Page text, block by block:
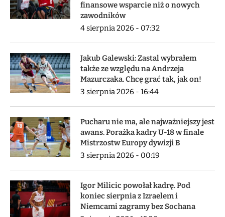
finansowe wsparcie niż o nowych
zawodników
4 sierpnia 2026 - 07:32
Jakub Galewski: Zastal wybrałem
także ze względu na Andrzeja
Mazurczaka. Chcę grać tak, jak on!
3 sierpnia 2026 - 16:44
Pucharu nie ma, ale najważniejszy jest
awans. Porażka kadry U-18 w finale
Mistrzostw Europy dywizji B
3 sierpnia 2026 - 00:19
Igor Milicic powołał kadrę. Pod
koniec sierpnia z Izraelem i
Niemcami zagramy bez Sochana